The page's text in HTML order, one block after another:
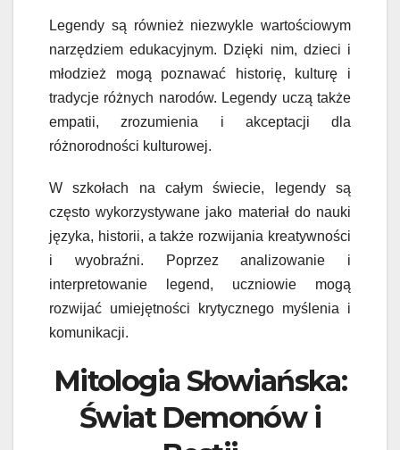
Legendy są również niezwykle wartościowym
narzędziem edukacyjnym. Dzięki nim, dzieci i
młodzież mogą poznawać historię, kulturę i
tradycje różnych narodów. Legendy uczą także
empatii, zrozumienia i akceptacji dla
różnorodności kulturowej.
W szkołach na całym świecie, legendy są
często wykorzystywane jako materiał do nauki
języka, historii, a także rozwijania kreatywności
i wyobraźni. Poprzez analizowanie i
interpretowanie legend, uczniowie mogą
rozwijać umiejętności krytycznego myślenia i
komunikacji.
Mitologia Słowiańska:
Świat Demonów i